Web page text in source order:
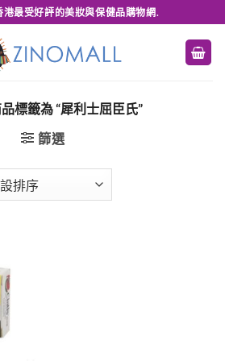
最受好評的美妝與保健品購物網.
標籤為 “犀利士屈臣氏”
篩選